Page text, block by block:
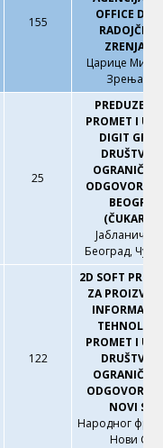
155
OFFICE
RADOJČIN
Царице
25
PREDUZEĆE
PROMET I
DIGIT
DRUŠTVO
BEOGRAD
Јабланичка
Београд,
122
2D SOFT
ZA
PROMET I
DRUŠTVO
NOVI SAD
Народног
Нови Сад